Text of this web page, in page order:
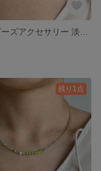
残り1点